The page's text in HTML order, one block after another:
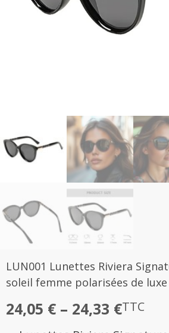
LUN001 Lunettes Riviera
soleil femme polarisées de luxe
24,05 € – 24,33 €
Plage
de
TTC